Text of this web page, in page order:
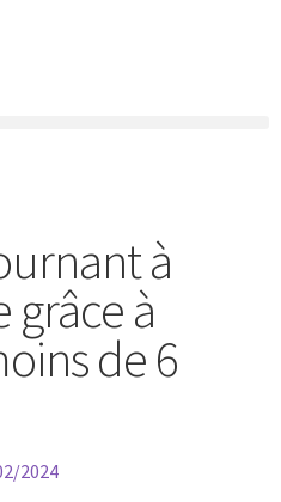
à
à
de 6
2024